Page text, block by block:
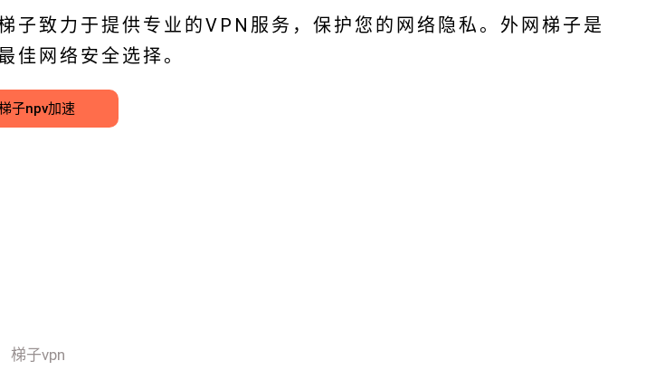
子致力于提供专业的VPN服务，保护您的网络隐私。外网梯子是
佳网络安全选择。
子npv加速
梯子vpn